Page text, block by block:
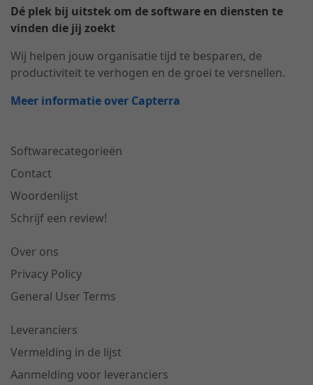
Dé plek bij uitstek om de software en diensten te
vinden die jij zoekt
Wij helpen jouw organisatie tijd te besparen, de
productiviteit te verhogen en de groei te versnellen.
Meer informatie over Capterra
Softwarecategorieën
Contact
Woordenlijst
Schrijf een review!
Over ons
Privacy Policy
General User Terms
Leveranciers
Vermelding in de lijst
Aanmelding voor leveranciers